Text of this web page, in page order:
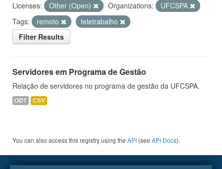
Licenses: Other (Open) Organizations:
UFCSPA
Tags:
remoto
teletrabalho
Filter Results
Servidores em Programa de Gestão
Relação de servidores no programa de gestão da UFCSPA.
ODT CSV
You can also access this registry using the API (see API Docs).